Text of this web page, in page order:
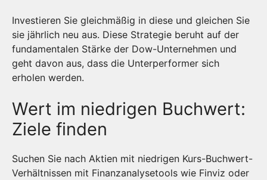
Investieren Sie gleichmäßig in diese und gleichen Sie
sie jährlich neu aus. Diese Strategie beruht auf der
fundamentalen Stärke der Dow-Unternehmen und
geht davon aus, dass die Unterperformer sich
erholen werden.
Wert im niedrigen Buchwert:
Ziele finden
Suchen Sie nach Aktien mit niedrigen Kurs-Buchwert-
Verhältnissen mit Finanzanalysetools wie Finviz oder